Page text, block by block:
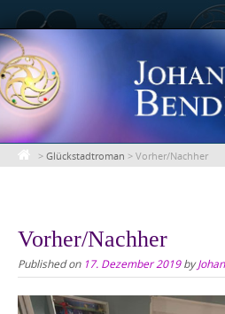
Skip
to
content
> Glückstadtroman > Vorher/Nachher
Vorher/Nachher
Published on 17. Dezember 2019by